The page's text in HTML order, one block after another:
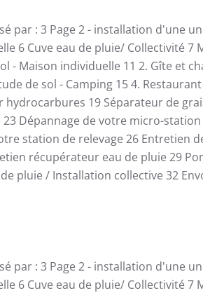
par : 3 Page 2 - installation d'une
6 Cuve eau de pluie/ Collectivité 7
- Maison individuelle 11 2. Gîte et
de sol - Camping 154. Restaurant
hydrocarbures 19 Séparateur de
23 Dépannage de votre micro-
station de relevage 26 Entretien
récupérateur eau de pluie 29
pluie / Installation collective 32
par : 3 Page 2 - installation d'une
6 Cuve eau de pluie/ Collectivité 7